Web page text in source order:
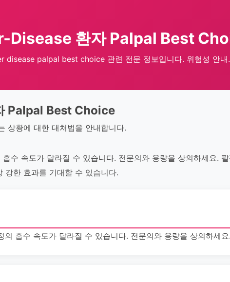
Disease 환자 Palpal Best
disease palpal best choice 관련 전문 정보입니다. 위험성 안내.
Palpal Best Choice
상황에 대한 대처법을 안내합니다.
수 속도가 달라질 수 있습니다. 전문의와 용량을 상의하세요.
강한 효과를 기대할 수 있습니다.
의 흡수 속도가 달라질 수 있습니다. 전문의와 용량을 상의하세요.